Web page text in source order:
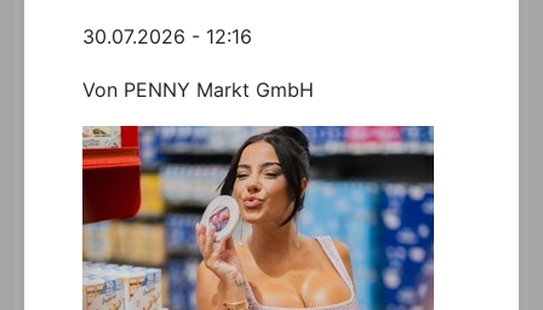
30.07.2026 - 12:16
Von PENNY Markt GmbH